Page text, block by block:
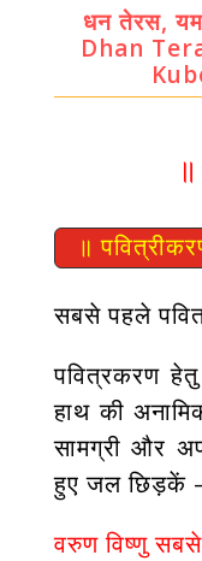
धन तेरस, यम
Dhan
॥
सबसे पहले
पवित्रकरण
हाथ की
सामग्री और
हुए जल छिड़कें
वरुण विष्णु